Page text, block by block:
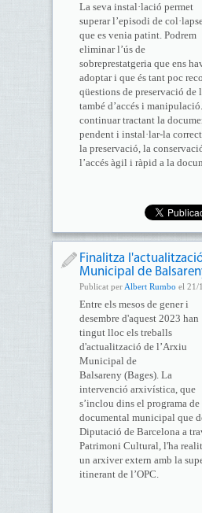
La seva instal·lació permet
superar l’episodi de
que es venia patint. Podrem
eliminar l’ús de
sobreprestatgeria que ens
adoptar i que és tant poc
qüestions de preservació de
també d’accés i
continuar tractant la
pendent i instal·lar-la
la preservació, la
l’accés àgil i ràpid a la
Finalitza
Municipal de
Publicat per Albert Rumbo el 21/
Entre els mesos de gener i
desembre d'aquest 2023 han
tingut lloc els treballs
d'actualització de l’Arxiu
Municipal de
Balsareny (Bages). La
intervenció arxivística, que
s’inclou dins el programa
documental municipal que
Diputació de Barcelona a
Patrimoni Cultural, l'ha
un arxiver extern amb la
itinerant de l’OPC.